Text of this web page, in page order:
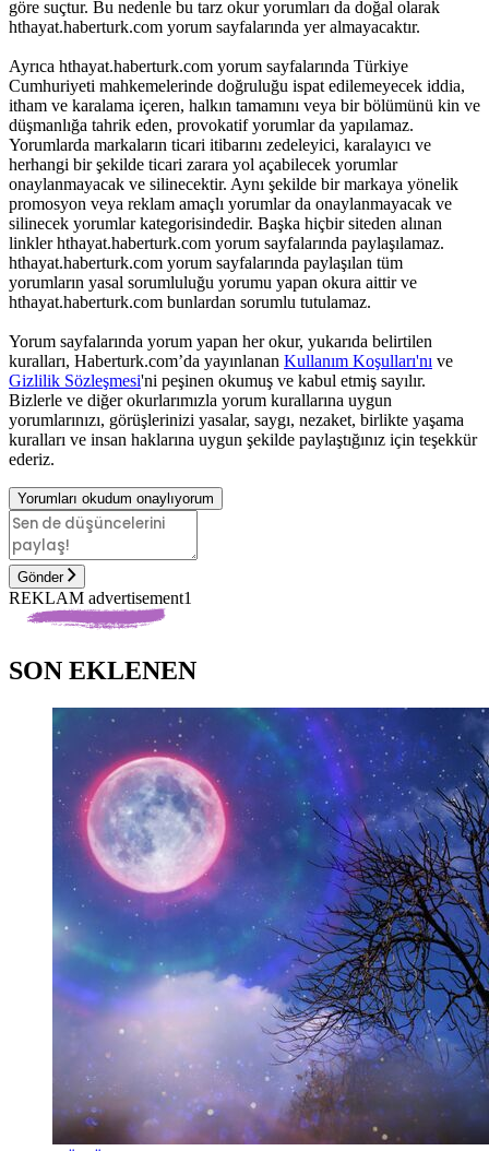
göre suçtur. Bu nedenle bu tarz okur yorumları da doğal olarak
hthayat.haberturk.com yorum sayfalarında yer almayacaktır.
Ayrıca hthayat.haberturk.com yorum sayfalarında Türkiye
Cumhuriyeti mahkemelerinde doğruluğu ispat edilemeyecek iddia,
itham ve karalama içeren, halkın tamamını veya bir bölümünü kin ve
düşmanlığa tahrik eden, provokatif yorumlar da yapılamaz.
Yorumlarda markaların ticari itibarını zedeleyici, karalayıcı ve
herhangi bir şekilde ticari zarara yol açabilecek yorumlar
onaylanmayacak ve silinecektir. Aynı şekilde bir markaya yönelik
promosyon veya reklam amaçlı yorumlar da onaylanmayacak ve
silinecek yorumlar kategorisindedir. Başka hiçbir siteden alınan
linkler hthayat.haberturk.com yorum sayfalarında paylaşılamaz.
hthayat.haberturk.com yorum sayfalarında paylaşılan tüm
yorumların yasal sorumluluğu yorumu yapan okura aittir ve
hthayat.haberturk.com bunlardan sorumlu tutulamaz.
Yorum sayfalarında yorum yapan her okur, yukarıda belirtilen
kuralları, Haberturk.com’da yayınlanan Kullanım Koşulları'nı ve
Gizlilik Sözleşmesi'ni peşinen okumuş ve kabul etmiş sayılır.
Bizlerle ve diğer okurlarımızla yorum kurallarına uygun
yorumlarınızı, görüşlerinizi yasalar, saygı, nezaket, birlikte yaşama
kuralları ve insan haklarına uygun şekilde paylaştığınız için teşekkür
ederiz.
Yorumları okudum onaylıyorum
Gönder
REKLAM advertisement1
SON EKLENEN